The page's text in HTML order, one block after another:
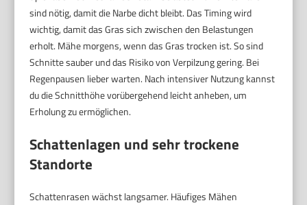
sind nötig, damit die Narbe dicht bleibt. Das Timing wird
wichtig, damit das Gras sich zwischen den Belastungen
erholt. Mähe morgens, wenn das Gras trocken ist. So sind
Schnitte sauber und das Risiko von Verpilzung gering. Bei
Regenpausen lieber warten. Nach intensiver Nutzung kannst
du die Schnitthöhe vorübergehend leicht anheben, um
Erholung zu ermöglichen.
Schattenlagen und sehr trockene
Standorte
Schattenrasen wächst langsamer. Häufiges Mähen